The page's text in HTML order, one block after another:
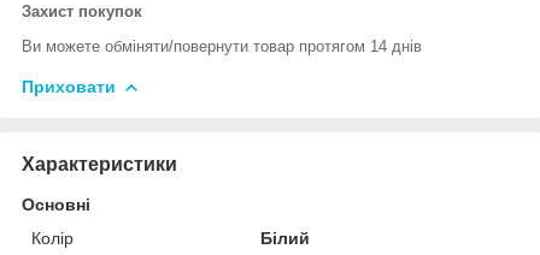
Захист покупок
Ви можете обміняти/повернути товар протягом 14 днів
Приховати
Характеристики
Основні
Колір
Білий